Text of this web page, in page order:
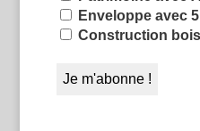
Enveloppe avec
Construction